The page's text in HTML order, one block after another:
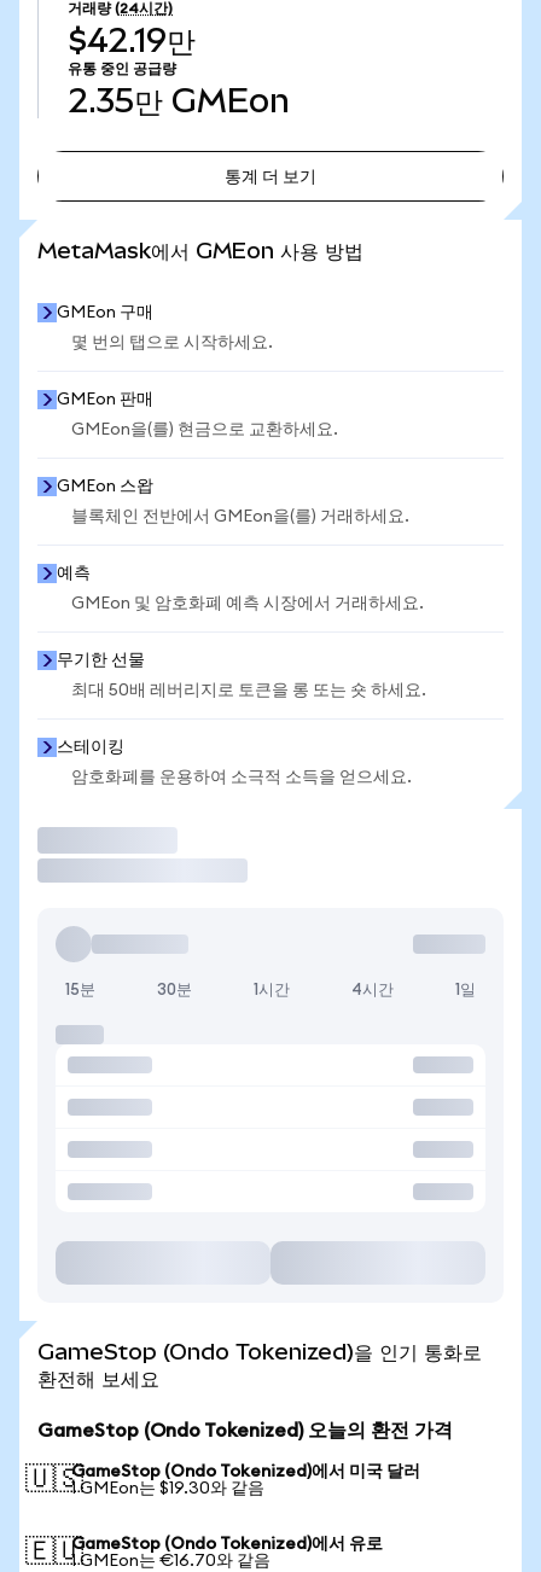
거래량 (24시간)
$42.19만
유통 중인 공급량
2.35만 GMEon
통계 더 보기
MetaMask에서 GMEon 사용 방법
GMEon 구매
몇 번의 탭으로 시작하세요.
GMEon 판매
GMEon을(를) 현금으로 교환하세요.
GMEon 스왑
블록체인 전반에서 GMEon을(를) 거래하세요.
예측
GMEon 및 암호화폐 예측 시장에서 거래하세요.
무기한 선물
최대 50배 레버리지로 토큰을 롱 또는 숏 하세요.
스테이킹
암호화폐를 운용하여 소극적 소득을 얻으세요.
15분 30분 1시간 4시간 1일
GameStop (Ondo Tokenized)을 인기 통화로
환전해 보세요
GameStop (Ondo Tokenized) 오늘의 환전 가격
🇺🇸GameStop (Ondo Tokenized)에서 미국 달러
1 GMEon는 $19.30와 같음
🇪🇺GameStop (Ondo Tokenized)에서 유로
1 GMEon는 €16.70와 같음